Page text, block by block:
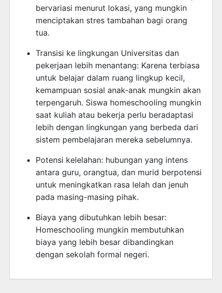
bervariasi menurut lokasi, yang mungkin
menciptakan stres tambahan bagi orang
tua.
Transisi ke lingkungan Universitas dan
pekerjaan lebih menantang: Karena terbiasa
untuk belajar dalam ruang lingkup kecil,
kemampuan sosial anak-anak mungkin akan
terpengaruh. Siswa homeschooling mungkin
saat kuliah atau bekerja perlu beradaptasi
lebih dengan lingkungan yang berbeda dari
sistem pembelajaran mereka sebelumnya.
Potensi kelelahan: hubungan yang intens
antara guru, orangtua, dan murid berpotensi
untuk meningkatkan rasa lelah dan jenuh
pada masing-masing pihak.
Biaya yang dibutuhkan lebih besar:
Homeschooling mungkin membutuhkan
biaya yang lebih besar dibandingkan
dengan sekolah formal negeri.